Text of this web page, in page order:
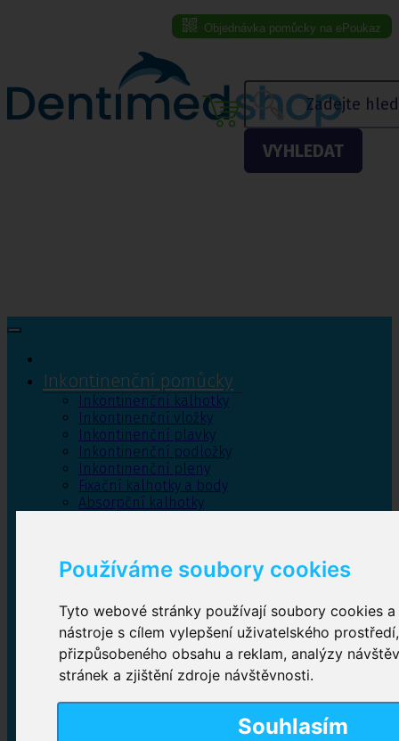
Používáme soubory cookies
Tyto webové stránky používají soubory cookies
nástroje s cílem vylepšení uživatelského
přizpůsobeného obsahu a reklam, analýzy
stránek a zjištění zdroje návštěvnosti.
Souhlasím
Objednávka pomůcky na ePoukaz
VYHLEDAT
Inkontinenční pomůcky
Inkontinenční kalhotky
Inkontinenční vložky
Inkontinenční plavky
Inkontinenční podložky
Inkontinenční pleny
Fixační kalhotky a body
Absorpční kalhotky
Inkontinenční kalhotky
Plenkové kalhotky navlékací,Plenkové kalhotky
zalepovací,Inkontinenční kalhotky dámské